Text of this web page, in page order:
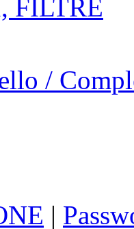
FILTRE
/
|